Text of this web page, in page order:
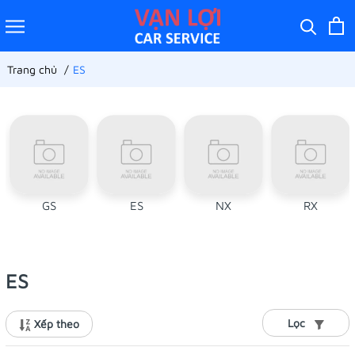
Trang chủ ES
GS ES NX RX
ES
Xếp theo Lọc